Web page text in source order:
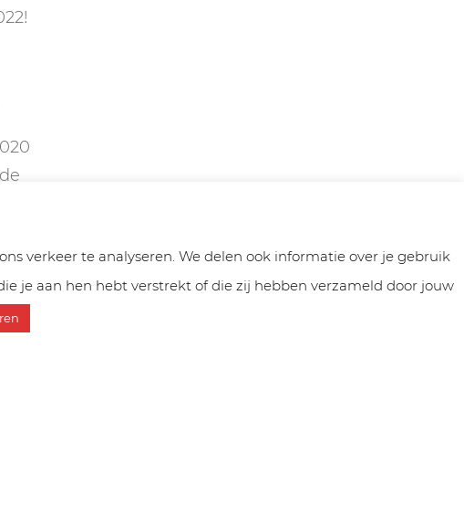
verkeer te analyseren. We delen ook informatie over je gebruik
je aan hen hebt verstrekt of die zij hebben verzameld door jouw